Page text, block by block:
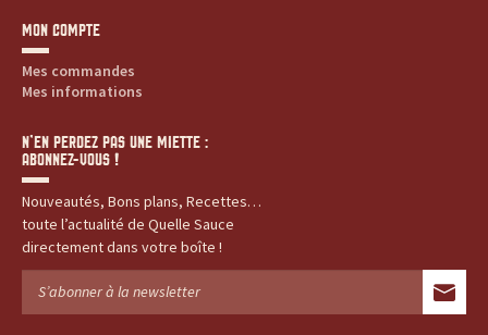
MON COMPTE
Mes commandes
Mes informations
N’EN PERDEZ PAS UNE MIETTE :
ABONNEZ-VOUS !
Nouveautés, Bons plans, Recettes…
toute l’actualité de Quelle Sauce
directement dans votre boîte !